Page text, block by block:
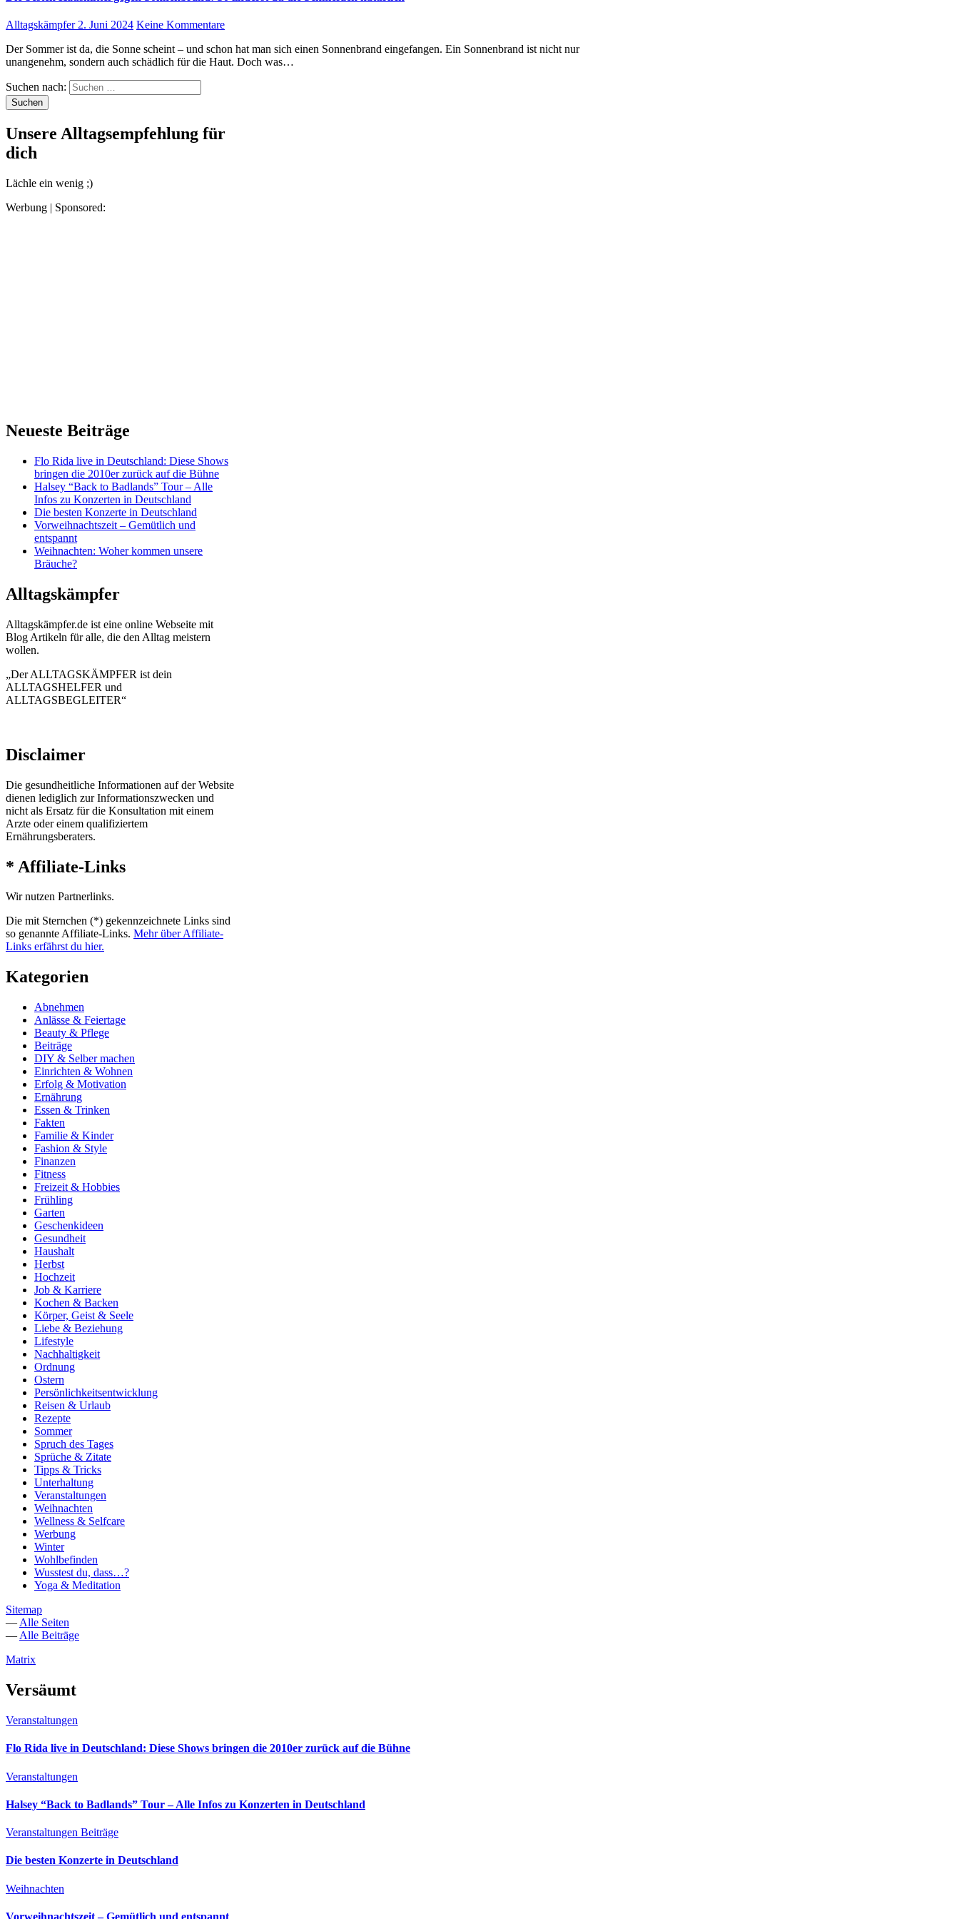
Alltagskämpfer2. Juni 2024 Keine Kommentare
Der Sommer ist da, die Sonne scheint – und schon hat man sich einen Sonnenbrand eingefangen. Ein Sonnenbrand ist nicht nur
unangenehm, sondern auch schädlich für die Haut. Doch was…
Suchen nach:
Unsere Alltagsempfehlung für
dich
Lächle ein wenig ;)
Werbung | Sponsored:
Neueste Beiträge
Flo Rida live in Deutschland: Diese Shows
bringen die 2010er zurück auf die Bühne
Halsey “Back to Badlands” Tour – Alle
Infos zu Konzerten in Deutschland
Die besten Konzerte in Deutschland
Vorweihnachtszeit – Gemütlich und
entspannt
Weihnachten: Woher kommen unsere
Bräuche?
Alltagskämpfer
Alltagskämpfer.de ist eine online Webseite mit
Blog Artikeln für alle, die den Alltag meistern
wollen.
„Der ALLTAGSKÄMPFER ist dein
ALLTAGSHELFER und
ALLTAGSBEGLEITER“
Disclaimer
Die gesundheitliche Informationen auf der Website
dienen lediglich zur Informationszwecken und
nicht als Ersatz für die Konsultation mit einem
Arzte oder einem qualifiziertem
Ernährungsberaters.
* Affiliate-Links
Wir nutzen Partnerlinks.
Die mit Sternchen (*) gekennzeichnete Links sind
so genannte Affiliate-Links. Mehr über Affiliate-
Links erfährst du hier.
Kategorien
Abnehmen
Anlässe & Feiertage
Beauty & Pflege
Beiträge
DIY & Selber machen
Einrichten & Wohnen
Erfolg & Motivation
Ernährung
Essen & Trinken
Fakten
Familie & Kinder
Fashion & Style
Finanzen
Fitness
Freizeit & Hobbies
Frühling
Garten
Geschenkideen
Gesundheit
Haushalt
Herbst
Hochzeit
Job & Karriere
Kochen & Backen
Körper, Geist & Seele
Liebe & Beziehung
Lifestyle
Nachhaltigkeit
Ordnung
Ostern
Persönlichkeitsentwicklung
Reisen & Urlaub
Rezepte
Sommer
Spruch des Tages
Sprüche & Zitate
Tipps & Tricks
Unterhaltung
Veranstaltungen
Weihnachten
Wellness & Selfcare
Werbung
Winter
Wohlbefinden
Wusstest du, dass…?
Yoga & Meditation
Sitemap
— Alle Seiten
— Alle Beiträge
Matrix
Versäumt
Veranstaltungen
Flo Rida live in Deutschland: Diese Shows bringen die 2010er zurück auf die Bühne
Veranstaltungen
Halsey “Back to Badlands” Tour – Alle Infos zu Konzerten in Deutschland
Veranstaltungen Beiträge
Die besten Konzerte in Deutschland
Weihnachten
Vorweihnachtszeit – Gemütlich und entspannt